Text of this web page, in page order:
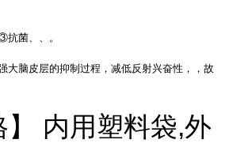
菌、、。
大脑皮层的抑制过程，减低反射兴奋性，，故
】 内用塑料袋,外